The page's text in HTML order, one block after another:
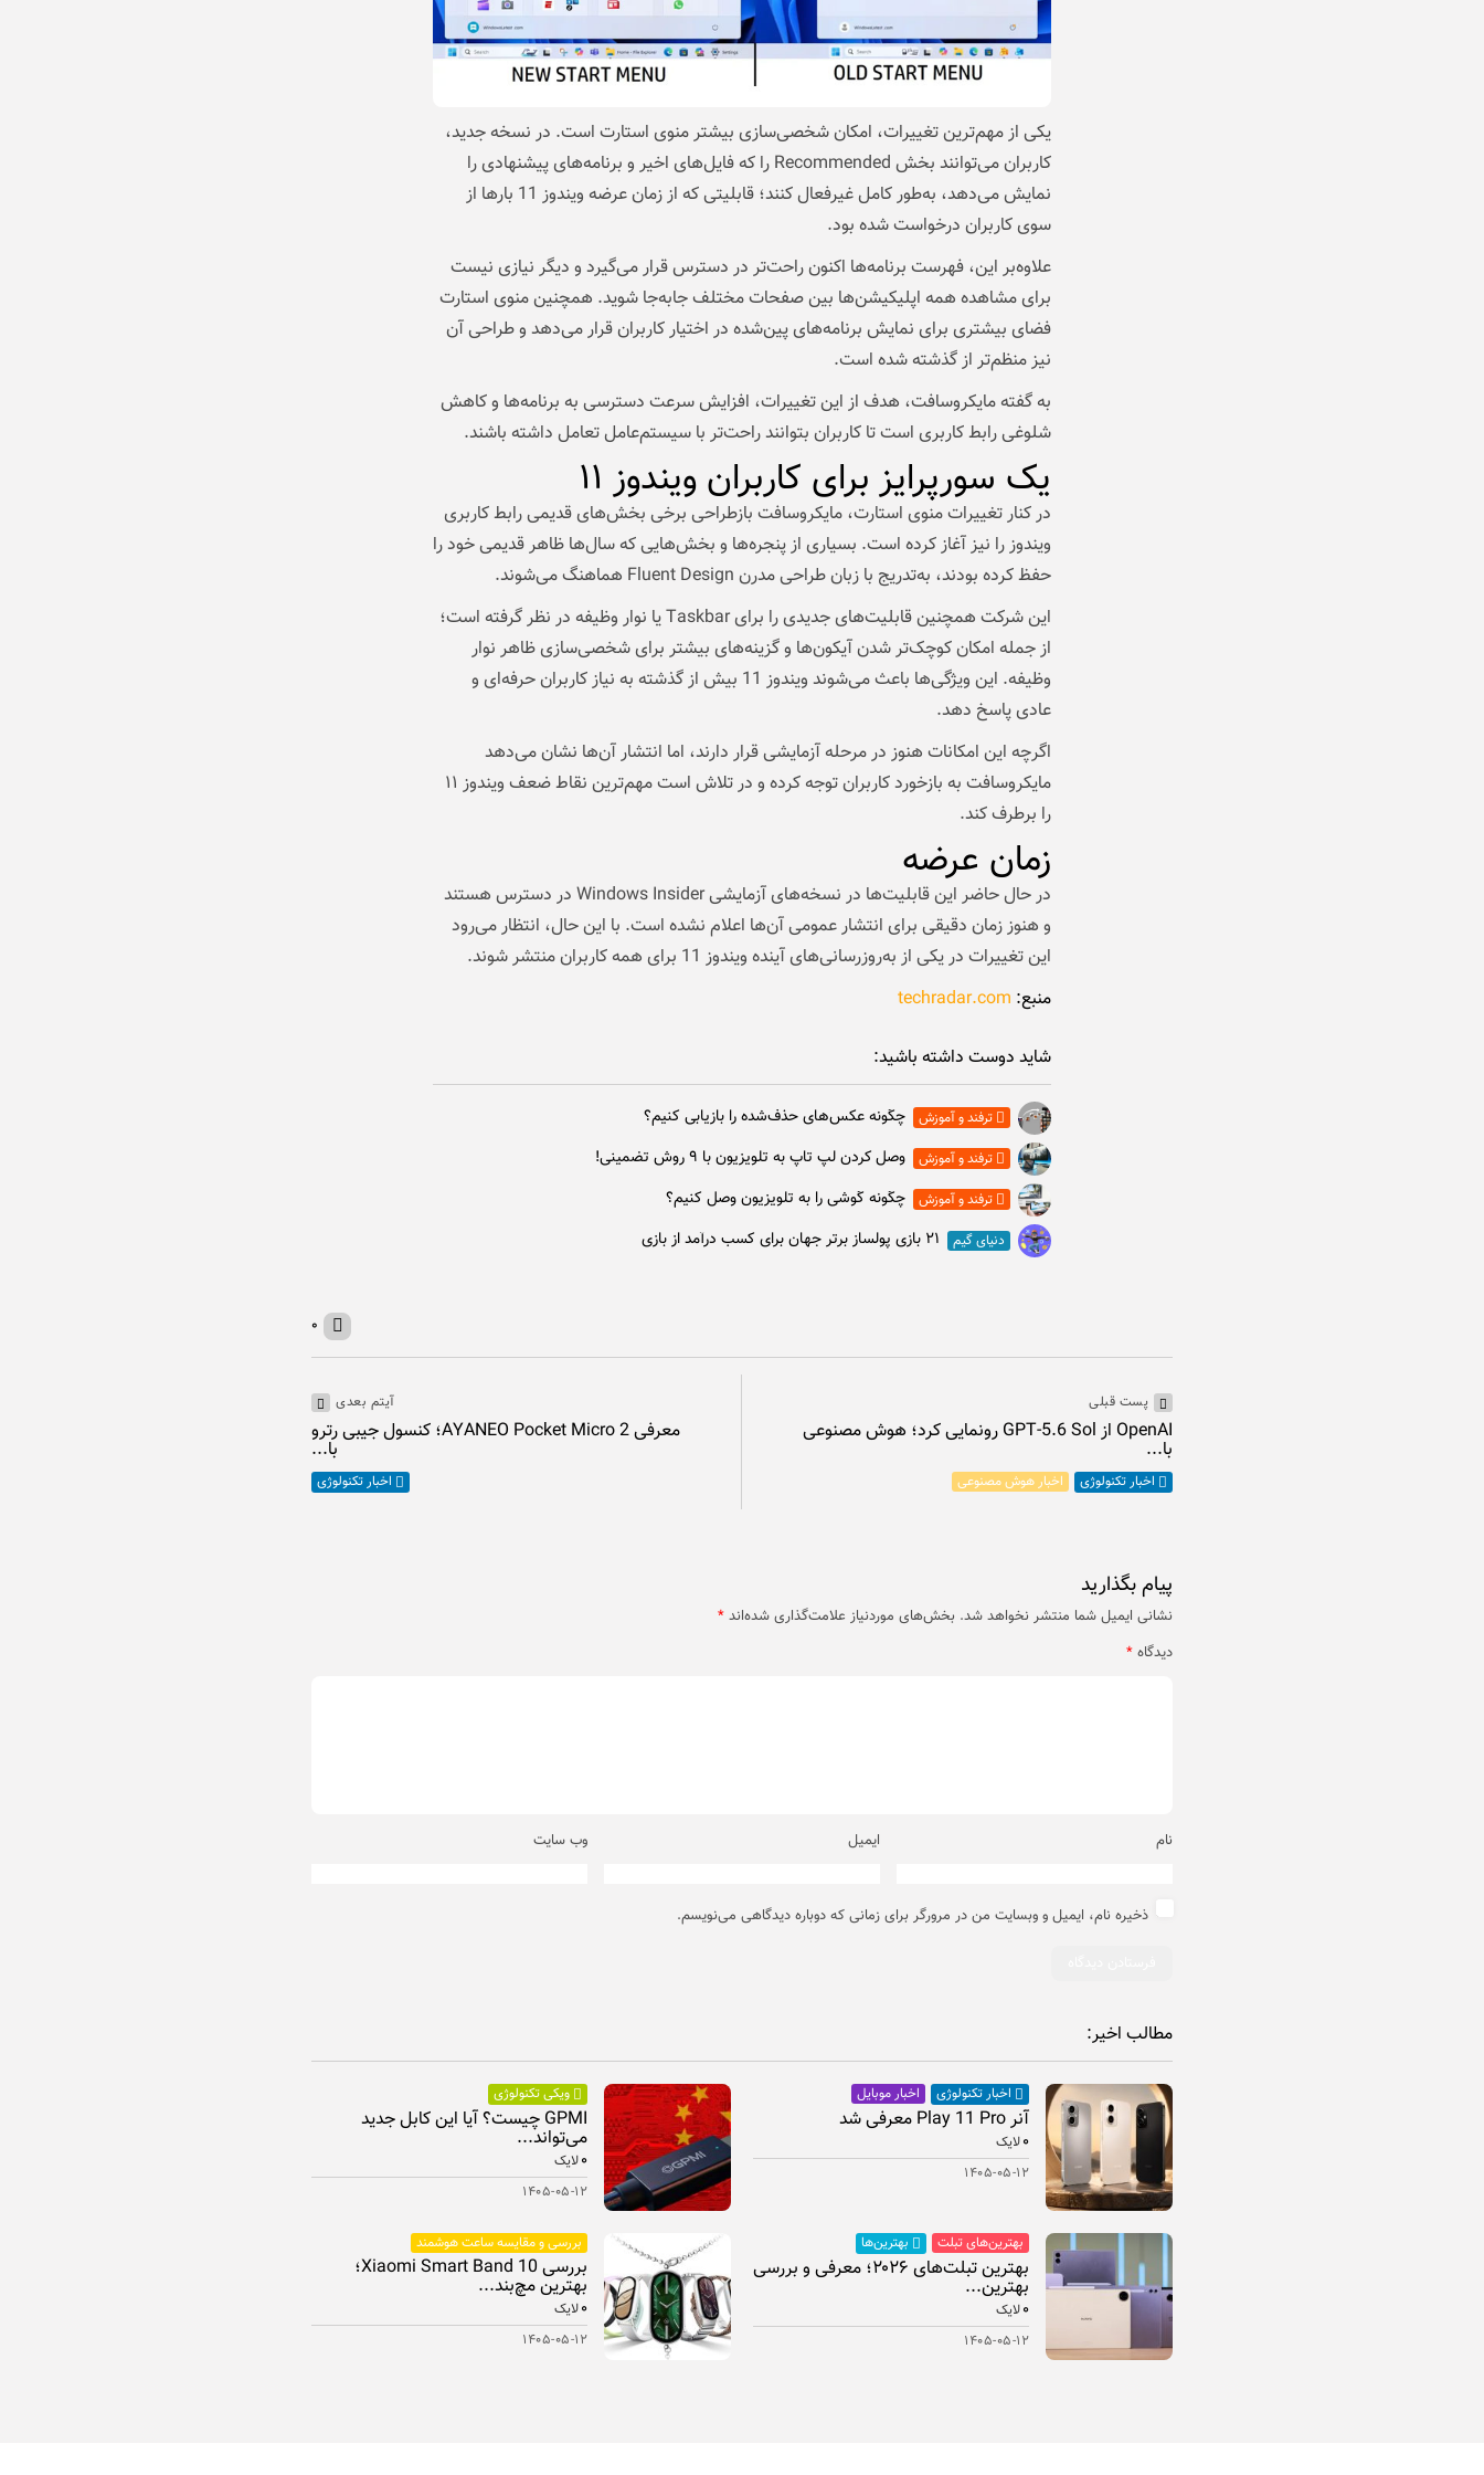
یکی از مهم‌ترین تغییرات، امکان شخصی‌سازی بیشتر منوی استارت است. در نسخه جدید،
کاربران می‌توانند بخش Recommended را که فایل‌های اخیر و برنامه‌های پیشنهادی را
نمایش می‌دهد، به‌طور کامل غیرفعال کنند؛ قابلیتی که از زمان عرضه ویندوز 11 بارها از
سوی کاربران درخواست شده بود.
علاوه‌بر این، فهرست برنامه‌ها اکنون راحت‌تر در دسترس قرار می‌گیرد و دیگر نیازی نیست
برای مشاهده همه اپلیکیشن‌ها بین صفحات مختلف جابه‌جا شوید. همچنین منوی استارت
فضای بیشتری برای نمایش برنامه‌های پین‌شده در اختیار کاربران قرار می‌دهد و طراحی آن
نیز منظم‌تر از گذشته شده است.
به گفته مایکروسافت، هدف از این تغییرات، افزایش سرعت دسترسی به برنامه‌ها و کاهش
شلوغی رابط کاربری است تا کاربران بتوانند راحت‌تر با سیستم‌عامل تعامل داشته باشند.
یک سورپرایز برای کاربران ویندوز ۱۱
در کنار تغییرات منوی استارت، مایکروسافت بازطراحی برخی بخش‌های قدیمی رابط کاربری
ویندوز را نیز آغاز کرده است. بسیاری از پنجره‌ها و بخش‌هایی که سال‌ها ظاهر قدیمی خود را
حفظ کرده بودند، به‌تدریج با زبان طراحی مدرن Fluent Design هماهنگ می‌شوند.
این شرکت همچنین قابلیت‌های جدیدی را برای Taskbar یا نوار وظیفه در نظر گرفته است؛
از جمله امکان کوچک‌تر شدن آیکون‌ها و گزینه‌های بیشتر برای شخصی‌سازی ظاهر نوار
وظیفه. این ویژگی‌ها باعث می‌شوند ویندوز 11 بیش از گذشته به نیاز کاربران حرفه‌ای و
عادی پاسخ دهد.
اگرچه این امکانات هنوز در مرحله آزمایشی قرار دارند، اما انتشار آن‌ها نشان می‌دهد
مایکروسافت به بازخورد کاربران توجه کرده و در تلاش است مهم‌ترین نقاط ضعف ویندوز ۱۱
را برطرف کند.
زمان عرضه
در حال حاضر این قابلیت‌ها در نسخه‌های آزمایشی Windows Insider در دسترس هستند
و هنوز زمان دقیقی برای انتشار عمومی آن‌ها اعلام نشده است. با این حال، انتظار می‌رود
این تغییرات در یکی از به‌روزرسانی‌های آینده ویندوز 11 برای همه کاربران منتشر شوند.
منبع:‌ techradar.com
شاید دوست داشته باشید:
ترفند و آموزش چگونه عکس‌های حذف‌شده را بازیابی کنیم؟
ترفند و آموزش وصل كردن لپ تاپ به تلويزيون با ۹ روش تضمینی!
ترفند و آموزش چگونه گوشی را به تلویزیون وصل کنیم؟
دنیای گیم ۲۱ بازی پولساز برتر جهان برای کسب درآمد از بازی
۰
پست قبلی
OpenAI از GPT-5.6 Sol رونمایی کرد؛ هوش مصنوعی
با...
اخبار تکنولوژی اخبار هوش مصنوعی
آیتم بعدی
معرفی AYANEO Pocket Micro 2؛ کنسول جیبی رترو
با...
اخبار تکنولوژی
پیام بگذارید
نشانی ایمیل شما منتشر نخواهد شد. بخش‌های موردنیاز علامت‌گذاری شده‌اند *
دیدگاه *
نام ایمیل وب‌ سایت
ذخیره نام، ایمیل و وبسایت من در مرورگر برای زمانی که دوباره دیدگاهی می‌نویسم.
مطالب اخیر:
اخبار تکنولوژی اخبار موبایل
آنر Play 11 Pro معرفی شد
۰لایک
۱۴۰۵-۰۵-۱۲
ویکی تکنولوژی
GPMI چیست؟ آیا این کابل جدید
می‌تواند...
۰لایک
۱۴۰۵-۰۵-۱۲
بهترین‌های تبلت بهترین‌ها
بهترین تبلت‌های ۲۰۲۶؛ معرفی و بررسی
بهترین...
۰لایک
۱۴۰۵-۰۵-۱۲
بررسی و مقایسه ساعت هوشمند
بررسی Xiaomi Smart Band 10؛
بهترین مچ‌بند...
۰لایک
۱۴۰۵-۰۵-۱۲